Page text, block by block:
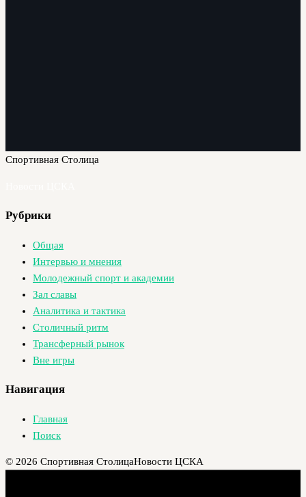
Спортивная Столица
Рубрики
Общая
Интервью и мнения
Молодежный спорт и академии
Зал славы
Аналитика и тактика
Столичный ритм
Трансферный рынок
Вне игры
Навигация
Главная
Поиск
© 2026 Спортивная СтолицаНовости ЦСКА